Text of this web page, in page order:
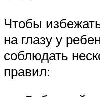
Чтобы
на глазу у
соблюдать
правил: